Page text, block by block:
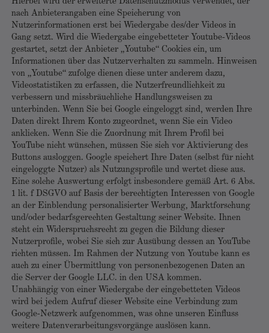
nach Anbieterangaben eine Speicherung von
Nutzerinformationen erst bei Wiedergabe des/der Videos in
Gang setzt. Wird die Wiedergabe eingebetteter Youtube-Videos
gestartet, setzt der Anbieter „Youtube“ Cookies ein, um
Informationen über das Nutzerverhalten zu sammeln. Hinweisen
von „Youtube“ zufolge dienen diese unter anderem dazu,
Videostatistiken zu erfassen, die Nutzerfreundlichkeit zu
verbessern und missbräuchliche Handlungsweisen zu
unterbinden. Wenn Sie bei Google eingeloggt sind, werden Ihre
Daten direkt Ihrem Konto zugeordnet, wenn Sie ein Video
anklicken. Wenn Sie die Zuordnung mit Ihrem Profil bei
YouTube nicht wünschen, müssen Sie sich vor Aktivierung des
Buttons ausloggen. Google speichert Ihre Daten (selbst für nicht
eingeloggte Nutzer) als Nutzungsprofile und wertet diese aus.
Eine solche Auswertung erfolgt insbesondere gemäß Art. 6 Abs.
1 lit. f DSGVO auf Basis der berechtigten Interessen von Google
an der Einblendung personalisierter Werbung, Marktforschung
und/oder bedarfsgerechten Gestaltung seiner Website. Ihnen
steht ein Widerspruchsrecht zu gegen die Bildung dieser
Nutzerprofile, wobei Sie sich zur Ausübung dessen an YouTube
richten müssen. Im Rahmen der Nutzung von Youtube kann es
auch zu einer Übermittlung von personenbezogenen Daten an
die Server der Google LLC. in den USA kommen.
Unabhängig von einer Wiedergabe der eingebetteten Videos
wird bei jedem Aufruf dieser Website eine Verbindung zum
Google-Netzwerk aufgenommen, was ohne unseren Einfluss
weitere Datenverarbeitungsvorgänge auslösen kann.